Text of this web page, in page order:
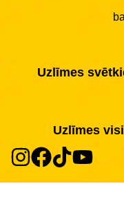
Uzlīmes
Uzlīmes